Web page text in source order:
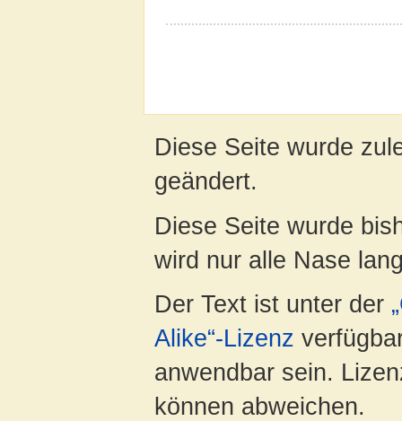
Diese Seite wurde
geändert.
Diese Seite wurde
wird nur alle Nase
Der Text ist unter der
Alike“-Lizenz
anwendbar sein.
können abweichen.